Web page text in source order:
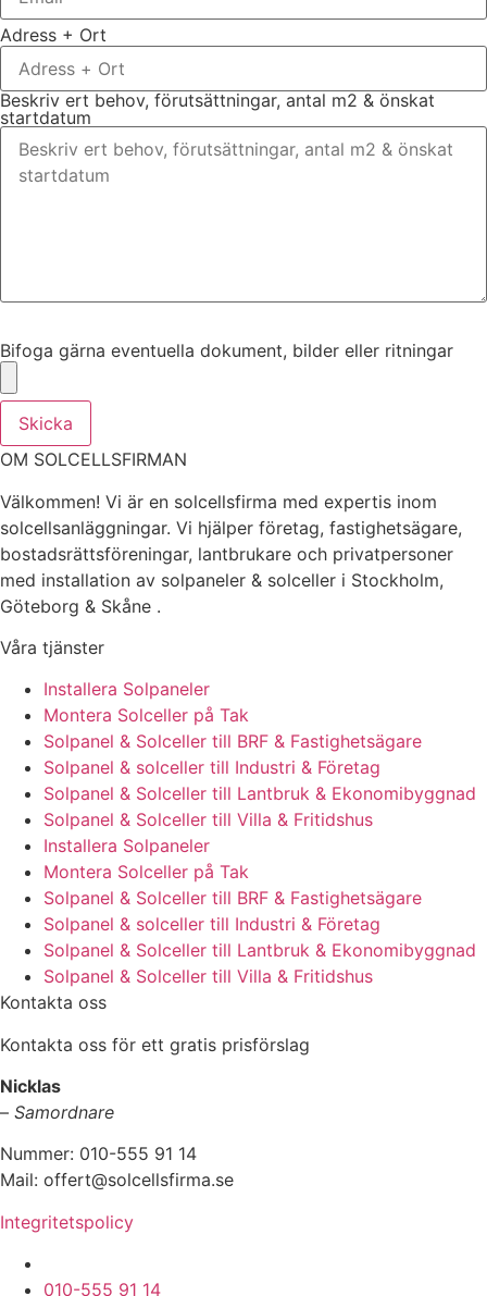
Adress + Ort
Beskriv ert behov, förutsättningar, antal m2 & önskat
startdatum
Bifoga gärna eventuella dokument, bilder eller ritningar
Skicka
OM SOLCELLSFIRMAN
Välkommen! Vi är en solcellsfirma med expertis inom
solcellsanläggningar. Vi hjälper företag, fastighetsägare,
bostadsrättsföreningar, lantbrukare och privatpersoner
med installation av solpaneler & solceller i Stockholm,
Göteborg & Skåne .
Våra tjänster
Installera Solpaneler
Montera Solceller på Tak
Solpanel & Solceller till BRF & Fastighetsägare
Solpanel & solceller till Industri & Företag
Solpanel & Solceller till Lantbruk & Ekonomibyggnad
Solpanel & Solceller till Villa & Fritidshus
Installera Solpaneler
Montera Solceller på Tak
Solpanel & Solceller till BRF & Fastighetsägare
Solpanel & solceller till Industri & Företag
Solpanel & Solceller till Lantbruk & Ekonomibyggnad
Solpanel & Solceller till Villa & Fritidshus
Kontakta oss
Kontakta oss för ett gratis prisförslag
Nicklas
– Samordnare
Nummer: 010-555 91 14
Mail: offert@solcellsfirma.se
Integritetspolicy
010-555 91 14